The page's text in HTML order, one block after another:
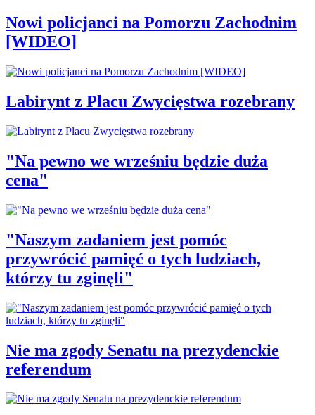
Nowi policjanci na Pomorzu Zachodnim
[WIDEO]
Labirynt z Placu Zwycięstwa rozebrany
"Na pewno we wrześniu będzie duża
cena"
"Naszym zadaniem jest pomóc
przywrócić pamięć o tych ludziach,
którzy tu zginęli"
Nie ma zgody Senatu na prezydenckie
referendum